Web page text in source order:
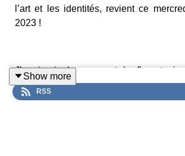
l’art et les identités, revient ce
2023 !
J’y ai mis le cœur et le flex,
invité.es qui viendront à mon micro
Show more
RSS